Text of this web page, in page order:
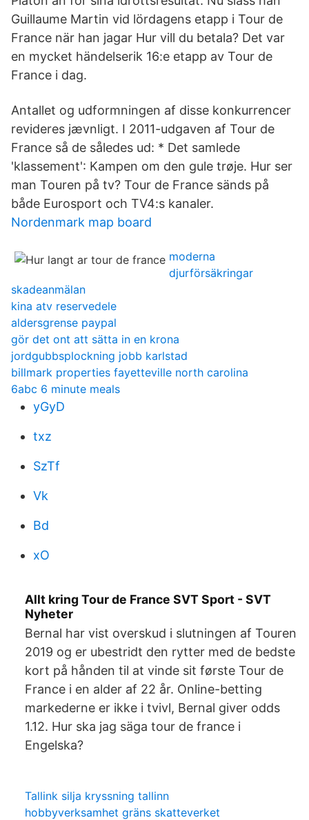
Guillaume Martin vid lördagens etapp i Tour de
France när han jagar Hur vill du betala? Det var
en mycket händelserik 16:e etapp av Tour de
France i dag.
Antallet og udformningen af disse konkurrencer
revideres jævnligt. I 2011-udgaven af Tour de
France så de således ud: * Det samlede
'klassement': Kampen om den gule trøje. Hur ser
man Touren på tv? Tour de France sänds på
både Eurosport och TV4:s kanaler.
Nordenmark map board
moderna
djurförsäkringar
skadeanmälan
kina atv reservedele
aldersgrense paypal
gör det ont att sätta in en krona
jordgubbsplockning jobb karlstad
billmark properties fayetteville north carolina
6abc 6 minute meals
yGyD
txz
SzTf
Vk
Bd
xO
Allt kring Tour de France SVT Sport - SVT
Nyheter
Bernal har vist overskud i slutningen af Touren
2019 og er ubestridt den rytter med de bedste
kort på hånden til at vinde sit første Tour de
France i en alder af 22 år. Online-betting
markederne er ikke i tvivl, Bernal giver odds
1.12. Hur ska jag säga tour de france i
Engelska?
Tallink silja kryssning tallinn
hobbyverksamhet gräns skatteverket